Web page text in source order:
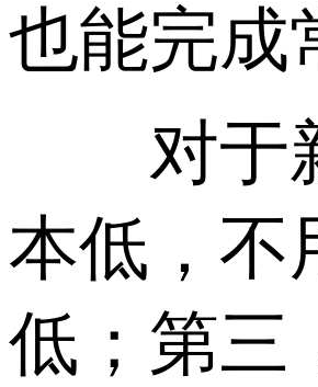
也能完成
对于新
本低，不
低；第三